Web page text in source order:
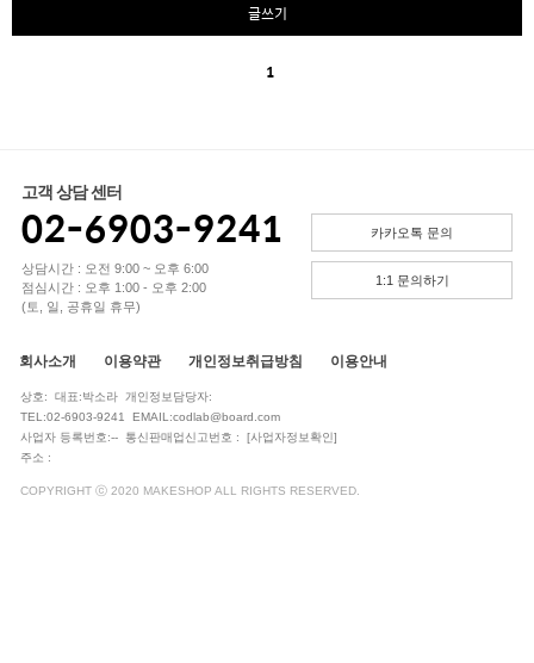
글쓰기
1
고객 상담 센터
02-6903-9241
상담시간 : 오전 9:00 ~ 오후 6:00
점심시간 : 오후 1:00 - 오후 2:00
(토, 일, 공휴일 휴무)
카카오톡 문의
1:1 문의하기
회사소개 이용약관 개인정보취급방침 이용안내
상호: 대표:박소라 개인정보담당자:
TEL:02-6903-9241 EMAIL:codlab@board.com
사업자 등록번호:-- 통신판매업신고번호 : [사업자정보확인]
주소 :
COPYRIGHT ⓒ 2020 MAKESHOP ALL RIGHTS RESERVED.